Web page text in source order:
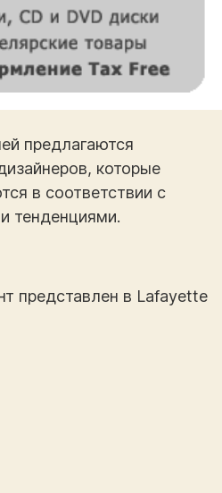
предлагаются
которые
в соответствии с
тенденциями.
представлен в Lafayette